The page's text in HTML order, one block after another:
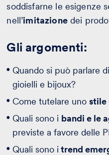
soddisfarne le esigenze
nell’imitazionedei
Gli argomenti:
Quando si può parlare di
gioielli e bijoux?
Come tutelare uno
Quali sono i bandi e le
previste a favore delle
Quali sono i trend